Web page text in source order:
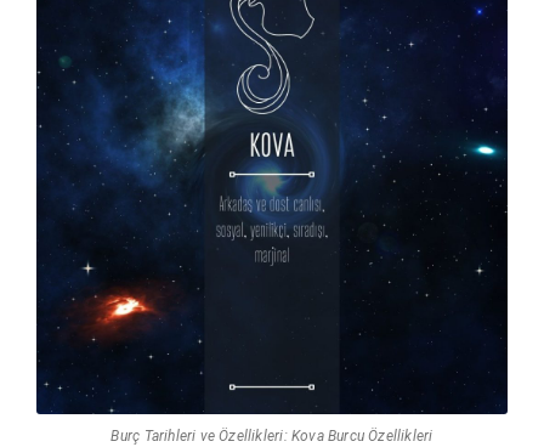
Burç Tarihleri ve Özellikleri: Kova Burcu Özellikleri